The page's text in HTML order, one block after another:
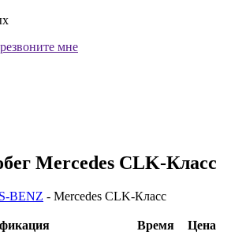
мне
Mercedes CLK-Класс
BENZ - Mercedes CLK-Класс
Время
Цена